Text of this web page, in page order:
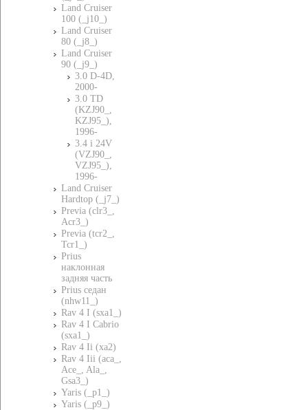
Land Cruiser
100 (_j10_)
Land Cruiser
80 (_j8_)
Land Cruiser
90 (_j9_)
3.0 D-4D,
2000-
3.0 TD
(KZJ90_,
KZJ95_),
1996-
3.4 i 24V
(VZJ90_,
VZJ95_),
1996-
Land Cruiser
Hardtop (_j7_)
Previa (clr3_,
Acr3_)
Previa (tcr2_,
Tcr1_)
Prius
наклонная
задняя часть
Prius седан
(nhw11_)
Rav 4 I (sxa1_)
Rav 4 I Cabrio
(sxa1_)
Rav 4 Ii (xa2)
Rav 4 Iii (aca_,
Ace_, Ala_,
Gsa3_)
Yaris (_p1_)
Yaris (_p9_)